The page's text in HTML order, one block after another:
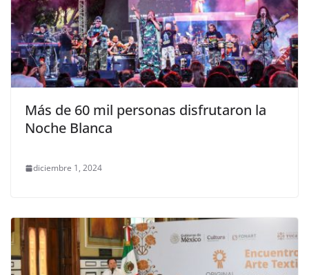
Más de 60 mil personas disfrutaron la
Noche Blanca
diciembre 1, 2024